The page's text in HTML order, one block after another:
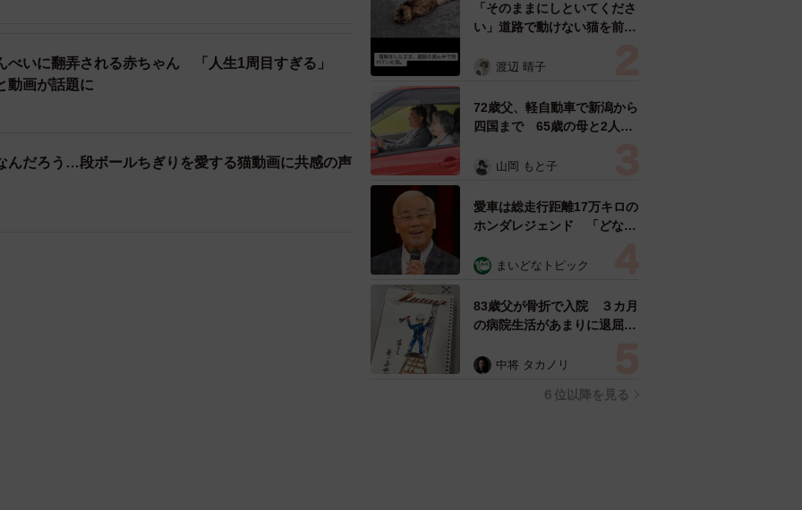
べいに翻弄される赤ちゃん 「人生1周目すぎる」
動画が話題に
んだろう…段ボールちぎりを愛する猫動画に共感の声
「そのままにしといてくださ
い」道路で動けない猫を前に
ようとした4日間 「命の重
表の訴え
渡辺 晴子
72歳父、軽自動車で新潟から
四国まで 65歳の母と2人で
憩まで分刻み… 「大学生で
山岡 もと子
愛車は総走行距離17万キロの
ホンダレジェンド 「どなた
所漫才師が譲渡の意向
まいどなトピック
83歳父が骨折で入院 ３カ月
の病院生活があまりに退屈で
い！」→スケッチブックを見
中将 タカノリ
６位以降を見る